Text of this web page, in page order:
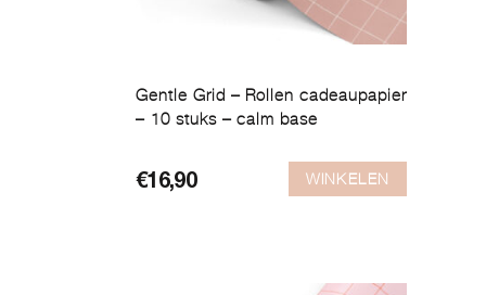
Gentle Grid – Rollen cadeaupapier
– 10 stuks – calm base
€16,90 WINKELEN